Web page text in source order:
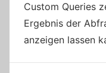
Custom Queries
Ergebnis der
anzeigen lassen